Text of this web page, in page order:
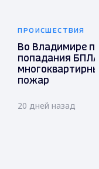
ПРОИСШЕСТВИЯ
Во Владимире
попадания
пожар
20 дней назад